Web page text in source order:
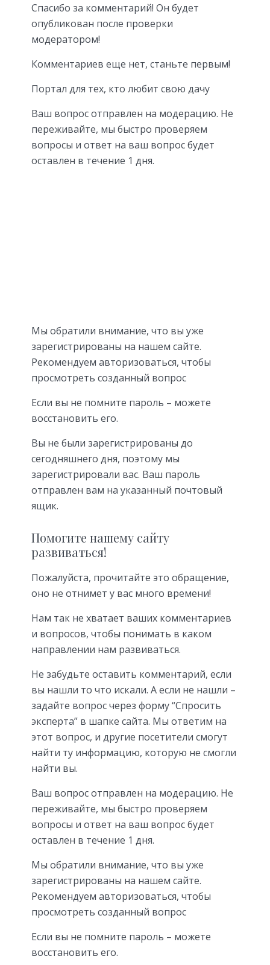
Спасибо за комментарий! Он будет
опубликован после проверки
модератором!
Комментариев еще нет, станьте первым!
Портал для тех, кто любит свою дачу
Ваш вопрос отправлен на модерацию. Не
переживайте, мы быстро проверяем
вопросы и ответ на ваш вопрос будет
оставлен в течение 1 дня.
Мы обратили внимание, что вы уже
зарегистрированы на нашем сайте.
Рекомендуем авторизоваться, чтобы
просмотреть созданный вопрос
Если вы не помните пароль – можете
восстановить его.
Вы не были зарегистрированы до
сегодняшнего дня, поэтому мы
зарегистрировали вас. Ваш пароль
отправлен вам на указанный почтовый
ящик.
Помогите нашему сайту
развиваться!
Пожалуйста, прочитайте это обращение,
оно не отнимет у вас много времени!
Нам так не хватает ваших комментариев
и вопросов, чтобы понимать в каком
направлении нам развиваться.
Не забудьте оставить комментарий, если
вы нашли то что искали. А если не нашли –
задайте вопрос через форму “Спросить
эксперта” в шапке сайта. Мы ответим на
этот вопрос, и другие посетители смогут
найти ту информацию, которую не смогли
найти вы.
Ваш вопрос отправлен на модерацию. Не
переживайте, мы быстро проверяем
вопросы и ответ на ваш вопрос будет
оставлен в течение 1 дня.
Мы обратили внимание, что вы уже
зарегистрированы на нашем сайте.
Рекомендуем авторизоваться, чтобы
просмотреть созданный вопрос
Если вы не помните пароль – можете
восстановить его.